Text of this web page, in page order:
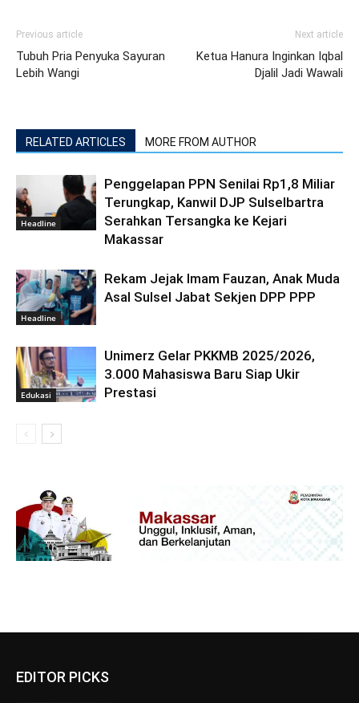
Previous article
Tubuh Pria Penyuka Sayuran
Lebih Wangi
Next article
Ketua Hanura Inginkan Iqbal
Djalil Jadi Wawali
RELATED ARTICLES MORE FROM AUTHOR
Headline
Penggelapan PPN Senilai Rp1,8 Miliar
Terungkap, Kanwil DJP Sulselbartra
Serahkan Tersangka ke Kejari
Makassar
Headline
Rekam Jejak Imam Fauzan, Anak Muda
Asal Sulsel Jabat Sekjen DPP PPP
Edukasi
Unimerz Gelar PKKMB 2025/2026,
3.000 Mahasiswa Baru Siap Ukir
Prestasi
EDITOR PICKS